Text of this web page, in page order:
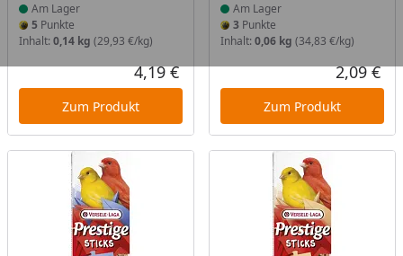
Am Lager
5 Punkte
Inhalt: 0,14 kg (29,93 €/kg)
Aktueller Preis
4,19 €
Zum Produkt
Am Lager
3Punkte
Inhalt: 0,06 kg (34,83 €/kg)
2,09 €
Zum Produkt